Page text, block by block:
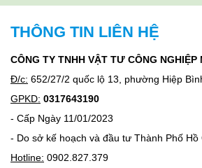
THÔNG TIN LIÊN HỆ
CÔNG TY TNHH VẬT TƯ CÔNG NGHIỆP
Đ/c: 652/27/2 quốc lộ 13, phường Hiệp
GPKD: 0317643190
- Cấp Ngày 11/01/2023
- Do sở kế hoạch và đầu tư Thành Phố Hồ
Hotline: 0902.827.379